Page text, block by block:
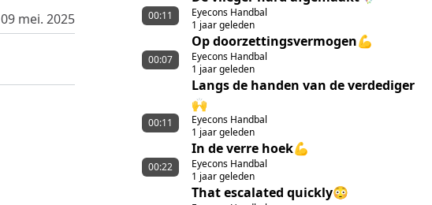
09 mei. 2025
Eyecons Handbal
1 jaar geleden
00:11
Op doorzettingsvermogen💪
Eyecons Handbal
1 jaar geleden
00:07
Langs de handen van de verdediger
🙌
Eyecons Handbal
1 jaar geleden
00:11
In de verre hoek💪
Eyecons Handbal
1 jaar geleden
00:22
That escalated quickly😳